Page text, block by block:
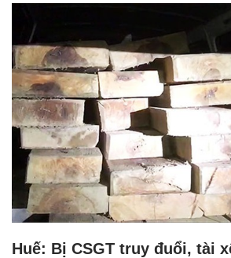
Huế: Bị CSGT truy đuổi, tài